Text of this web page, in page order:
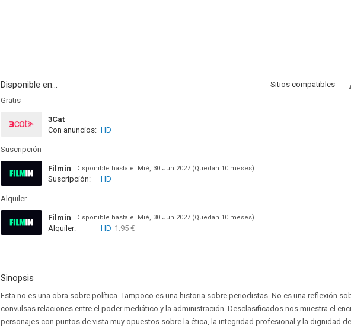
Disponible en...
Sitios compatibles
Gratis
3Cat
Con anuncios: HD
Suscripción
Filmin Disponible hasta el Mié, 30 Jun 2027 (Quedan 10 meses)
Suscripción: HD
Alquiler
Filmin Disponible hasta el Mié, 30 Jun 2027 (Quedan 10 meses)
Alquiler: HD 1.95 €
Sinopsis
Esta no es una obra sobre política. Tampoco es una historia sobre periodistas. No es una reflexión
convulsas relaciones entre el poder mediático y la administración. Desclasificados nos muestra el
personajes con puntos de vista muy opuestos sobre la ética, la integridad profesional y la dignidad